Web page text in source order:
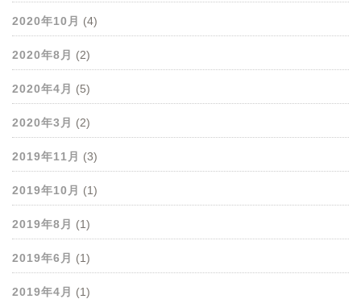
2020年10月 (4)
2020年8月 (2)
2020年4月 (5)
2020年3月 (2)
2019年11月 (3)
2019年10月 (1)
2019年8月 (1)
2019年6月 (1)
2019年4月 (1)